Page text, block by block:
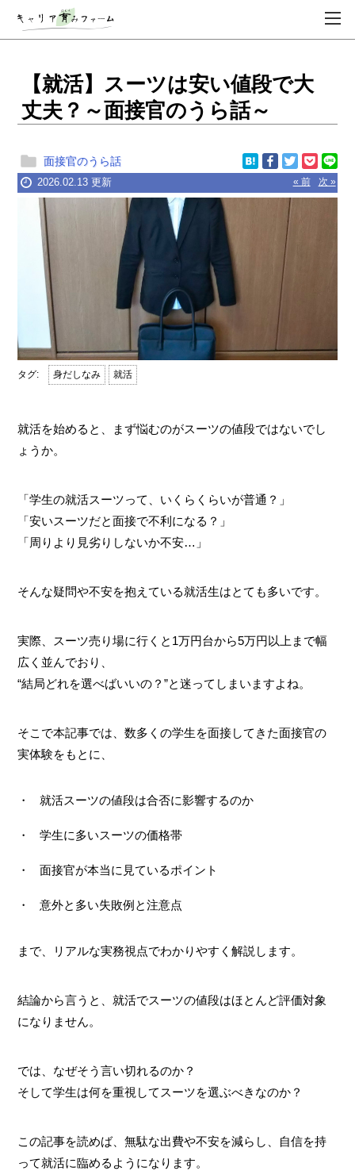
【就活】スーツは安い値段で大
丈夫？～面接官のうら話～
面接官のうら話
2026.02.13 更新 次 »
« 前
身だしなみ 就活
就活を始めると、まず悩むのがスーツの値段ではないでし
ょうか。
「学生の就活スーツって、いくらくらいが普通？」
「安いスーツだと面接で不利になる？」
「周りより見劣りしないか不安…」
そんな疑問や不安を抱えている就活生はとても多いです。
実際、スーツ売り場に行くと1万円台から5万円以上まで幅
広く並んでおり、
“結局どれを選べばいいの？”と迷ってしまいますよね。
そこで本記事では、数多くの学生を面接してきた面接官の
実体験をもとに、
就活スーツの値段は合否に影響するのか
学生に多いスーツの価格帯
面接官が本当に見ているポイント
意外と多い失敗例と注意点
まで、リアルな実務視点でわかりやすく解説します。
結論から言うと、就活でスーツの値段はほとんど評価対象
になりません。
では、なぜそう言い切れるのか？
そして学生は何を重視してスーツを選ぶべきなのか？
この記事を読めば、無駄な出費や不安を減らし、自信を持
って就活に臨めるようになります。